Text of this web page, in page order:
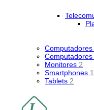
Computadores
Monitores 2
Smartphones
Tablets 2